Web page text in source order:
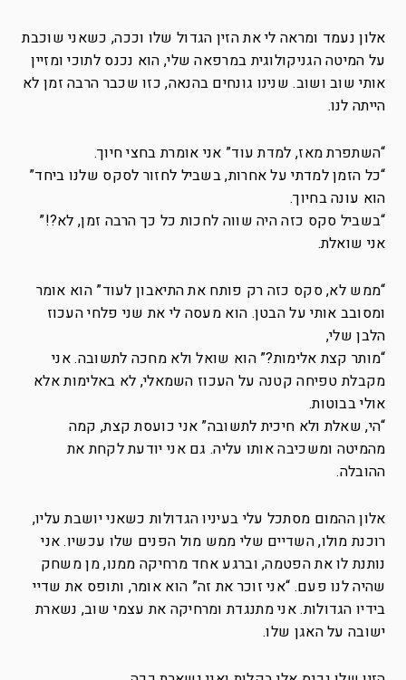
אלון נעמד ומראה לי את הזין הגדול שלו וככה, כשאני שוכבת
על המיטה הגניקולוגית במרפאה שלי, הוא נכנס לתוכי ומזיין
אותי שוב ושוב. שנינו גונחים בהנאה, כזו שכבר הרבה זמן לא
הייתה לנו.
“השתפרת מאז, למדת עוד” אני אומרת בחצי חיוך.
“כל הזמן למדתי על אחרות, בשביל לחזור לסקס שלנו ביחד”
הוא עונה בחיוך.
“בשביל סקס כזה היה שווה לחכות כל כך הרבה זמן, לא?!”
אני שואלת.
“ממש לא, סקס כזה רק פותח את התיאבון לעוד” הוא אומר
ומסובב אותי על הבטן. הוא מעסה לי את שני פלחי העכוז
הלבן שלי,
“מותר קצת אלימות?” הוא שואל ולא מחכה לתשובה. אני
מקבלת טפיחה קטנה על העכוז השמאלי, לא באלימות אלא
אולי בבוטות.
“הי, שאלת ולא חיכית לתשובה” אני כועסת קצת, קמה
מהמיטה ומשכיבה אותו עליה. גם אני יודעת לקחת את
ההובלה.
אלון ההמום מסתכל עלי בעיניו הגדולות כשאני יושבת עליו,
רוכנת מולו, השדיים שלי ממש מול הפנים שלו עכשיו. אני
נותנת לו את הפטמה, וברגע אחד מרחיקה ממנו, מן משחק
שהיה לנו פעם. “אני זוכר את זה” הוא אומר, ותופס את שדיי
בידיו הגדולות. אני מתנגדת ומרחיקה את עצמי שוב, נשארת
ישובה על האגן שלו.